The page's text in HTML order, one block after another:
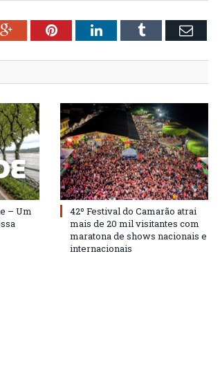
Google+PinterestLinkedInTumblr Email
– Um
42º Festival do Camarão atrai
mais de 20 mil visitantes com
maratona de shows nacionais e
internacionais